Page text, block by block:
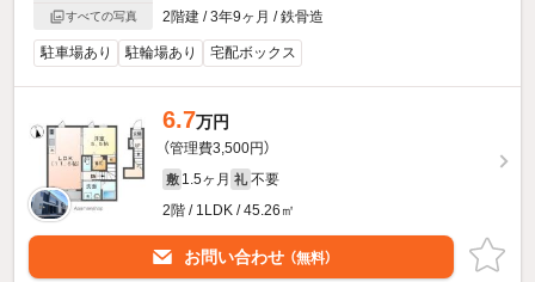
すべての写真
2階建 / 3年9ヶ月 / 鉄骨造
駐車場あり 駐輪場あり 宅配ボックス
6.7万円
（管理費3,500円）
敷 1.5ヶ月 礼 不要
2階 / 1LDK / 45.26㎡
お問い合わせ （無料）